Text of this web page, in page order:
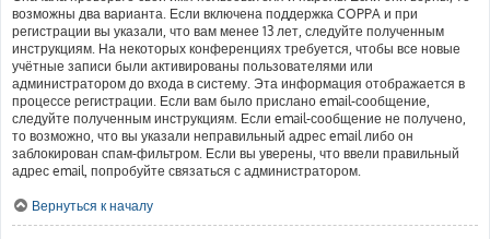
возможны два варианта. Если включена поддержка COPPA и при
регистрации вы указали, что вам менее 13 лет, следуйте полученным
инструкциям. На некоторых конференциях требуется, чтобы все новые
учётные записи были активированы пользователями или
администратором до входа в систему. Эта информация отображается в
процессе регистрации. Если вам было прислано email-сообщение,
следуйте полученным инструкциям. Если email-сообщение не получено,
то возможно, что вы указали неправильный адрес email либо он
заблокирован спам-фильтром. Если вы уверены, что ввели правильный
адрес email, попробуйте связаться с администратором.
Вернуться к началу